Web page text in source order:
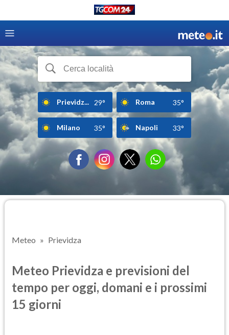
Prievidz... 29° Roma 35°
Milano 35° Napoli 33°
Meteo Prievidza
Meteo Prievidza e previsioni del
tempo per oggi, domani e i prossimi
15 giorni